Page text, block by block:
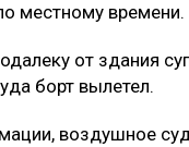
местному времени.
от здания
борт вылетел.
воздушное